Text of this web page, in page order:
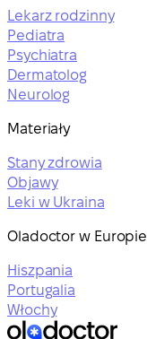
Lekarz rodzinny
Pediatra
Psychiatra
Dermatolog
Neurolog
Materiały
Stany zdrowia
Objawy
Leki w Ukraina
Oladoctor w Europie
Hiszpania
Portugalia
Włochy